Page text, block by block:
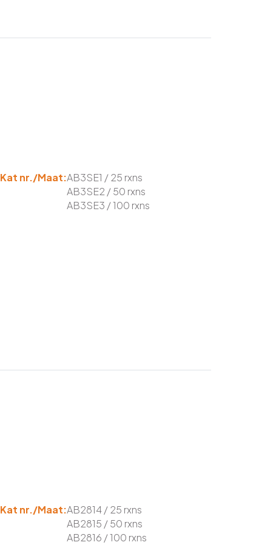
Kat nr./Maat:AB3SE1 / 25 rxns
AB3SE2 / 50 rxns
AB3SE3 / 100 rxns
Kat nr./Maat:AB2814 / 25 rxns
AB2815 / 50 rxns
AB2816 / 100 rxns